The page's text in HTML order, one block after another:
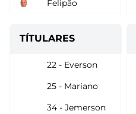
Felipão
TÍTULARES
22 - Everson
25 - Mariano
34 - Jemerson